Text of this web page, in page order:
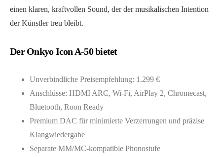
einen klaren, kraftvollen Sound, der der musikalischen Intention
der Künstler treu bleibt.
Der Onkyo Icon A-50 bietet
Unverbindliche Preisempfehlung: 1.299 €
Anschlüsse: HDMI ARC, Wi-Fi, AirPlay 2, Chromecast,
Bluetooth, Roon Ready
Premium DAC für minimierte Verzerrungen und präzise
Klangwiedergabe
Separate MM/MC-kompatible Phonostufe